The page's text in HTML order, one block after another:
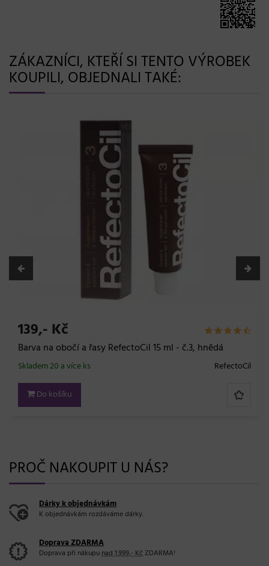
ZÁKAZNÍCI, KTEŘÍ SI TENTO VÝROBEK
KOUPILI, OBJEDNALI TAKÉ:
Barva na obočí a řasy RefectoCil 15 ml - č.1, černá
PROČ NAKOUPIT U NÁS?
Dárky k objednávkám
K objednávkám rozdáváme dárky.
Doprava ZDARMA
Doprava při nákupunad 1.999,- KčZDARMA!